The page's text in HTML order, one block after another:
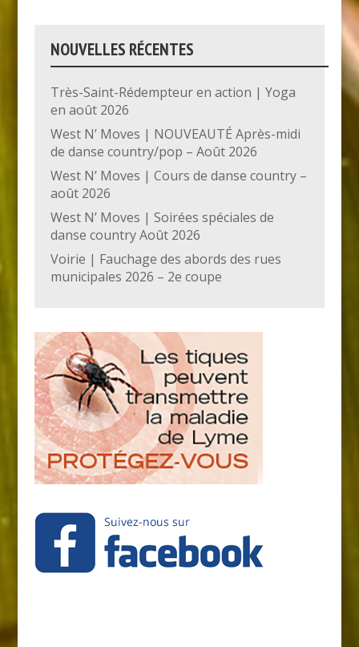
NOUVELLES RÉCENTES
Très-Saint-Rédempteur en action | Yoga
en août 2026
West N’ Moves | NOUVEAUTÉ Après-midi
de danse country/pop – Août 2026
West N’ Moves | Cours de danse country –
août 2026
West N’ Moves | Soirées spéciales de
danse country Août 2026
Voirie | Fauchage des abords des rues
municipales 2026 – 2e coupe